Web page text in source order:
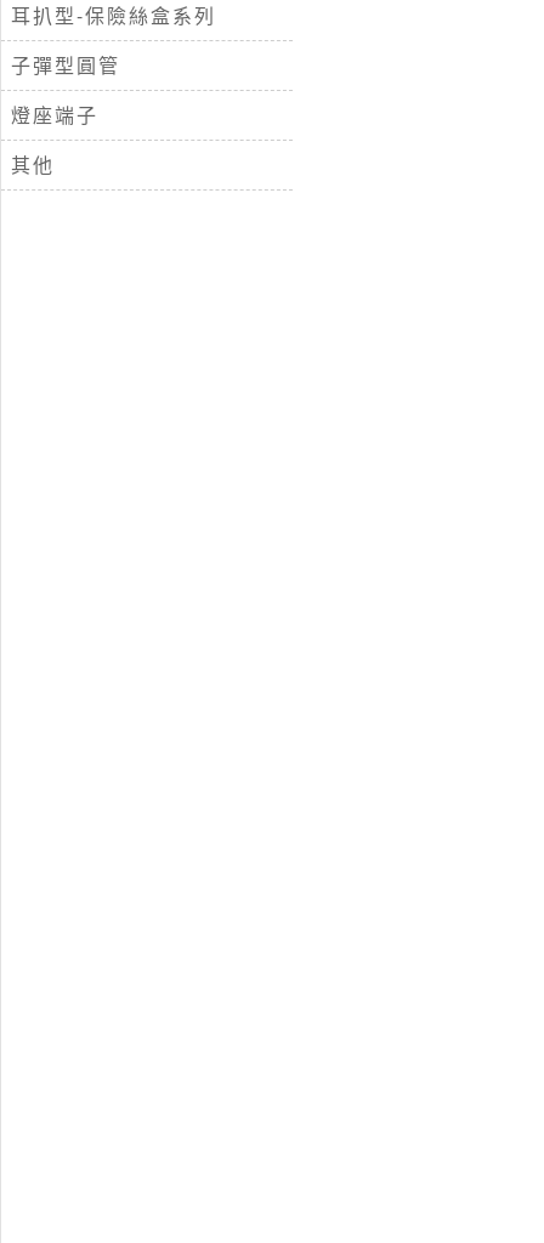
耳扒型-保險絲盒系列
子彈型圓管
燈座端子
其他